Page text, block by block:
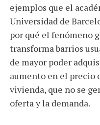
ejemplos que el
Universidad de
por qué el fenómeno
transforma barrios
de mayor poder
aumento en el precio
vivienda, que no se
oferta y la demanda.